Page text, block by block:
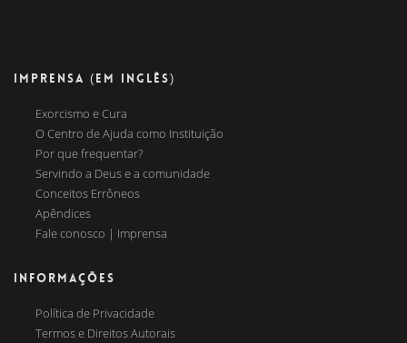
IMPRENSA (EM INGLÊS)
Exorcismo e Cura
O Centro de Ajuda como Instituição
Por que frequentar?
Servindo a Deus e a comunidade
Conceitos Errôneos
Apêndices
Fale conosco | Imprensa
INFORMAÇÕES
Política de Privacidade
Termos e Direitos Autorais